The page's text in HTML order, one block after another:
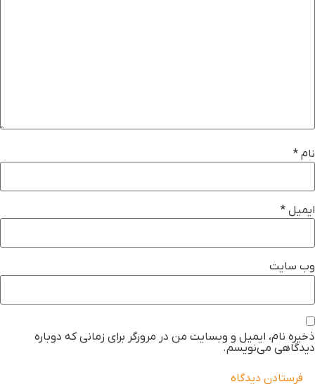
*
*
سایت
نام، ایمیل و وبسایت من در مرورگر برای زمانی که دوباره
می‌نویسم.